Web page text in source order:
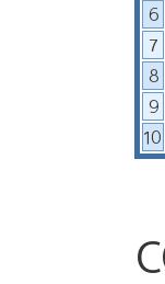
6
7
8
9
10